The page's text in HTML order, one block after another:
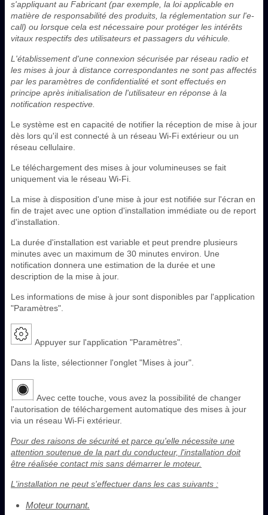
s'appliquant au Fabricant (par exemple, la loi applicable en
matière de responsabilité des produits, la réglementation sur l'e-
call) ou lorsque cela est nécessaire pour protéger les intérêts
vitaux respectifs des utilisateurs et passagers du véhicule.
L'établissement d'une connexion sécurisée par réseau radio et
les mises à jour à distance correspondantes ne sont pas affectés
par les paramètres de confidentialité et sont effectués en
principe après initialisation de l'utilisateur en réponse à la
notification respective.
Le système est en capacité de notifier la réception de mise à jour
dès lors qu'il est connecté à un réseau Wi-Fi extérieur ou un
réseau cellulaire.
Le téléchargement des mises à jour volumineuses se fait
uniquement via le réseau Wi-Fi.
La mise à disposition d'une mise à jour est notifiée sur l'écran en
fin de trajet avec une option d'installation immédiate ou de report
d'installation.
La durée d'installation est variable et peut prendre plusieurs
minutes avec un maximum de 30 minutes environ. Une
notification donnera une estimation de la durée et une
description de la mise à jour.
Les informations de mise à jour sont disponibles par l'application
"Paramètres".
Appuyer sur l'application "Paramètres".
Dans la liste, sélectionner l'onglet "Mises à jour".
Avec cette touche, vous avez la possibilité de changer
l'autorisation de téléchargement automatique des mises à jour
via un réseau Wi-Fi extérieur.
Pour des raisons de sécurité et parce qu'elle nécessite une
attention soutenue de la part du conducteur, l'installation doit
être réalisée contact mis sans démarrer le moteur.
L'installation ne peut s'effectuer dans les cas suivants :
Moteur tournant.